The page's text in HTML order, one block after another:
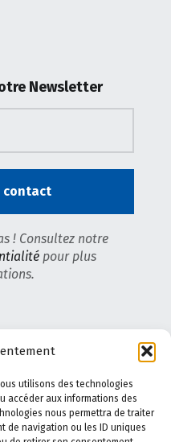
utilisons des technologies
accéder aux informations des
nous permettra de traiter
de navigation ou les ID uniques
Newsletter
! Consultez notre
pour plus